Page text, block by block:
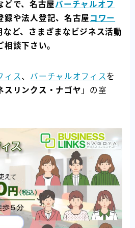
どで、名古屋バーチャルオフ
録や法人登記、名古屋 コワー
など、さまざまなビジネス活動
談下さい。
ィス 、 バーチャルオフィス を
スリンクス・ナゴヤ 」の室